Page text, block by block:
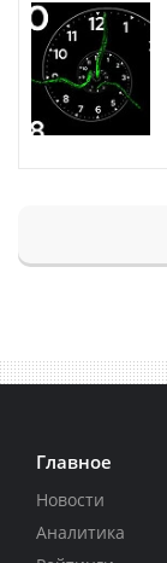
Главное
Новости
Аналитика